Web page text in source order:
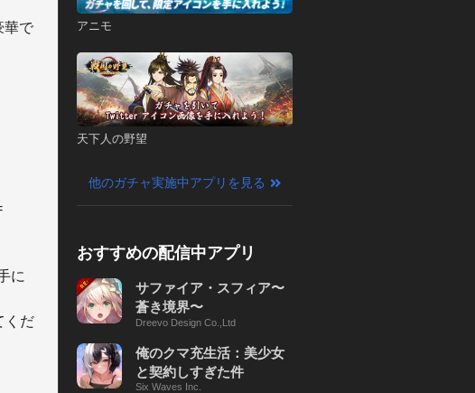
華で
に
くだ
アニモ
天下人の野望
他のガチャ実施中アプリを見る
おすすめの配信中アプリ
サファイア・スフィア〜
蒼き境界〜
Dreevo Design Co.,Ltd
俺のクマ充生活：美少女
と契約しすぎた件
Six Waves Inc.